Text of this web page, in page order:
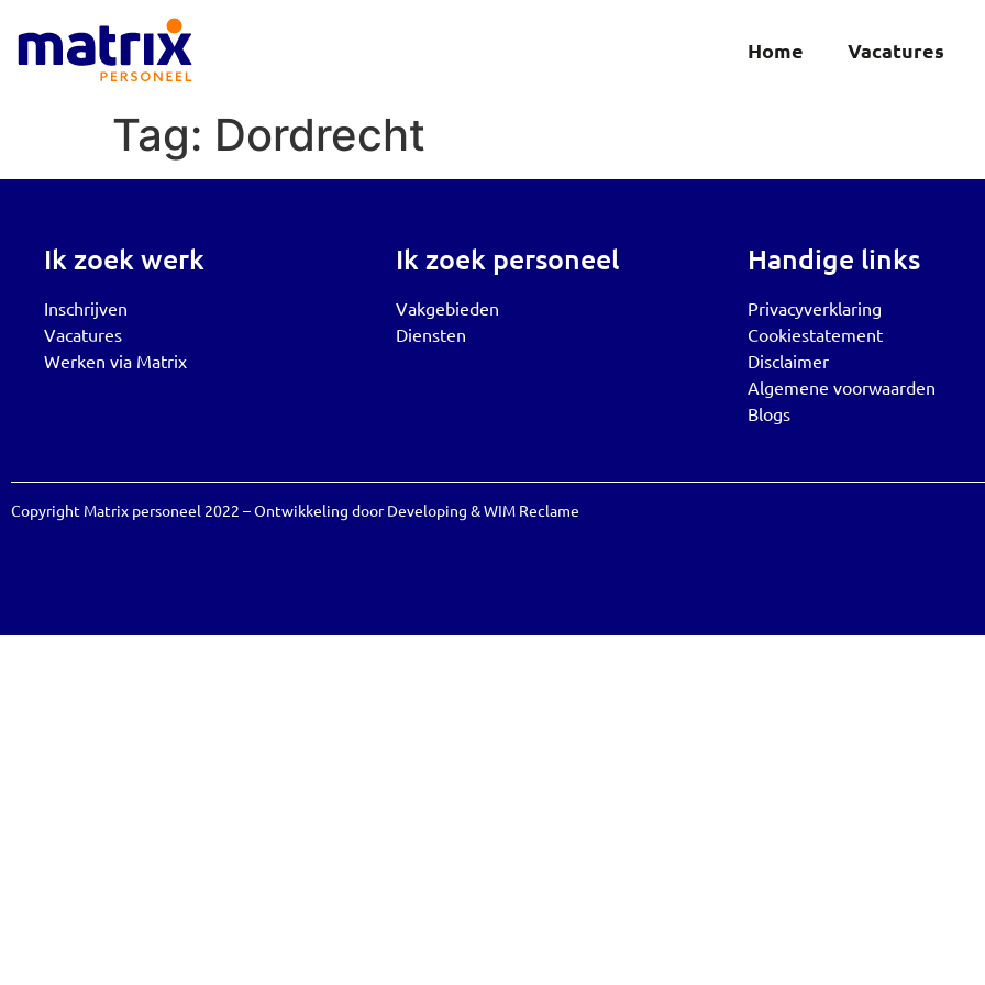
Home Vacatures
Tag: Dordrecht
Ik zoek werk
Inschrijven
Vacatures
Werken via Matrix
Ik zoek personeel
Vakgebieden
Diensten
Handige links
Privacyverklaring
Cookiestatement
Disclaimer
Algemene voorwaarden
Blogs
Copyright Matrix personeel 2022 – Ontwikkeling doorDeveloping &WIM Reclame